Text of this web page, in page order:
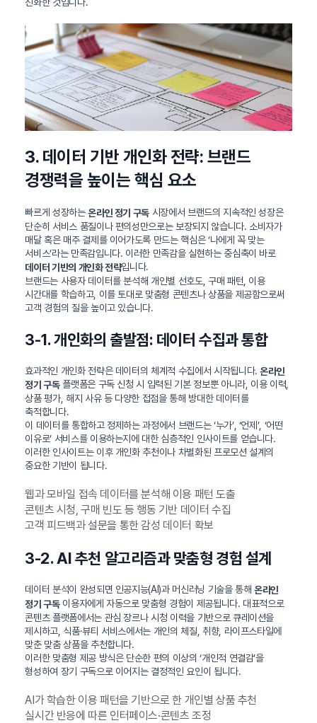
3. 데이터 기반 개인화 전략: 브랜드
경쟁력을 높이는 핵심 요소
빠르게 성장하는온라인 정기 구독 시장에서 브랜드의 지속적인 성장은
단순히 서비스 품질이나 편의성만으로는 보장되지 않습니다. 소비자가
매달 혹은 매주 결제를 이어가도록 만드는 핵심은 ‘나에게 꼭 맞는
서비스’라는 만족감입니다. 이러한 만족감을 실현하는 중심축이 바로
데이터 기반의 개인화 전략입니다.
브랜드는 사용자 데이터를 분석해 개인별 선호도, 구매 패턴, 이용
시간대를 학습하고, 이를 토대로 맞춤형 콘텐츠나 상품을 제공함으로써
고객 경험의 질을 높이고 있습니다.
3-1. 개인화의 출발점: 데이터 수집과 통합
효과적인 개인화 전략은 데이터의 체계적 수집에서 시작됩니다.온라인
정기 구독플랫폼은 구독 신청 시 입력된 기본 정보뿐 아니라, 이용 이력,
상품 평가, 해지 사유 등 다양한 접점을 통해 방대한 데이터를
축적합니다.
이 데이터를 통합하고 정제하는 과정에서 브랜드는 ‘누가’, ‘언제’, ‘어떤
이유로’ 서비스를 이용하는지에 대한 심층적인 인사이트를 얻습니다.
이러한 인사이트는 이후 개인화 추천이나 차별화된 프로모션 설계의
중요한 기반이 됩니다.
웹과 모바일 접속 데이터를 분석해 이용 패턴 도출
콘텐츠 시청, 구매 빈도 등 행동 기반 데이터 수집
고객 피드백과 설문을 통한 감성 데이터 확보
3-2. AI 추천 알고리즘과 맞춤형 경험 설계
데이터 분석이 완성되면 인공지능(AI)과 머신러닝 기술을 통해온라인
정기 구독이용자에게 자동으로 맞춤형 경험이 제공됩니다. 대표적으로
콘텐츠 플랫폼에서는 관심 장르나 시청 이력을 기반으로 큐레이션을
제시하고, 식품·뷰티 서비스에서는 개인의 체질, 취향, 라이프스타일에
맞춘 맞춤 상품을 추천합니다.
이러한 맞춤형 제공 방식은 단순한 편의 이상의 ‘개인적 연결감’을
형성하여 장기 구독으로 이어지는 결정적인 요인이 됩니다.
AI가 학습한 이용 패턴을 기반으로 한 개인별 상품 추천
실시간 반응에 따른 인터페이스·콘텐츠 조정